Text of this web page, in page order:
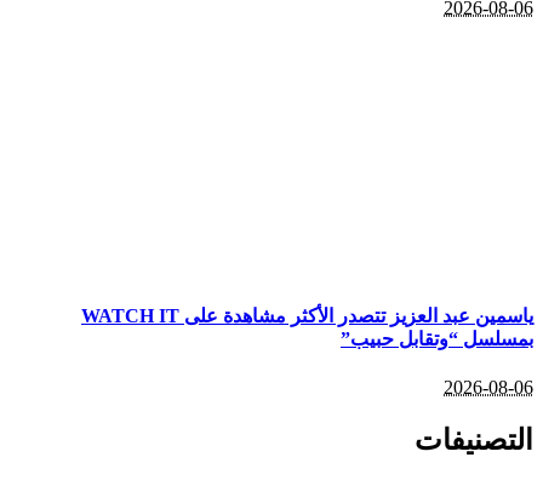
2026-08-06
ياسمين عبد العزيز تتصدر الأكثر مشاهدة على WATCH IT
بمسلسل “وتقابل حبيب”
2026-08-06
التصنيفات